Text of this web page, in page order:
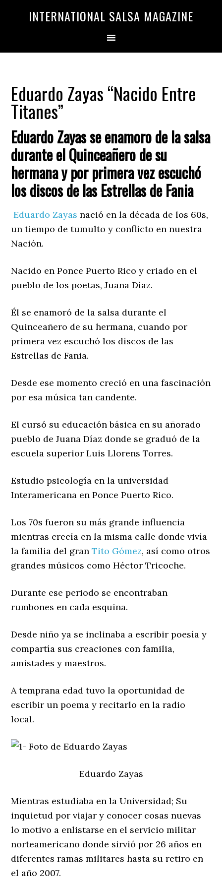
INTERNATIONAL SALSA MAGAZINE
Eduardo Zayas “Nacido Entre
Titanes”
Eduardo Zayas se enamoro de la salsa
durante el Quinceañero de su
hermana y por primera vez escuchó
los discos de las Estrellas de Fania
Eduardo Zayas nació en la década de los 60s,
un tiempo de tumulto y conflicto en nuestra
Nación.
Nacido en Ponce Puerto Rico y criado en el
pueblo de los poetas, Juana Díaz.
Él se enamoró de la salsa durante el
Quinceañero de su hermana, cuando por
primera vez escuchó los discos de las
Estrellas de Fania.
Desde ese momento creció en una fascinación
por esa música tan candente.
El cursó su educación básica en su añorado
pueblo de Juana Díaz donde se graduó de la
escuela superior Luis Llorens Torres.
Estudio psicología en la universidad
Interamericana en Ponce Puerto Rico.
Los 70s fueron su más grande influencia
mientras crecía en la misma calle donde vivía
la familia del gran Tito Gómez, así como otros
grandes músicos como Héctor Tricoche.
Durante ese periodo se encontraban
rumbones en cada esquina.
Desde niño ya se inclinaba a escribir poesía y
compartía sus creaciones con familia,
amistades y maestros.
A temprana edad tuvo la oportunidad de
escribir un poema y recitarlo en la radio
local.
Eduardo Zayas
Mientras estudiaba en la Universidad; Su
inquietud por viajar y conocer cosas nuevas
lo motivo a enlistarse en el servicio militar
norteamericano donde sirvió por 26 años en
diferentes ramas militares hasta su retiro en
el año 2007.